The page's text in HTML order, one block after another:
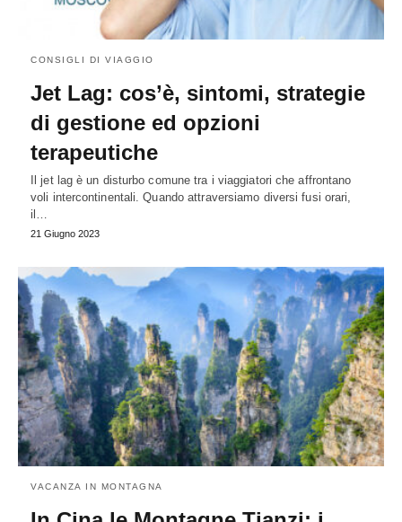
CONSIGLI DI VIAGGIO
Jet Lag: cos’è, sintomi, strategie
di gestione ed opzioni
terapeutiche
Il jet lag è un disturbo comune tra i viaggiatori che affrontano
voli intercontinentali. Quando attraversiamo diversi fusi orari,
il…
21 Giugno 2023
VACANZA IN MONTAGNA